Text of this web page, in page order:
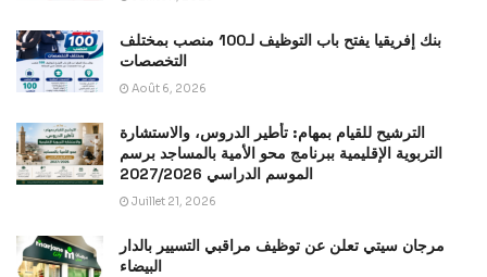
بنك إفريقيا يفتح باب التوظيف لـ100 منصب بمختلف
التخصصات
Août 6, 2026
الترشيح للقيام بمهام: تأطير الدروس، والاستشارة
التربوية الإقليمية ببرنامج محو الأمية بالمساجد برسم
الموسم الدراسي 2027/2026
Juillet 21, 2026
مرجان سيتي تعلن عن توظيف مراقبي التسيير بالدار
البيضاء